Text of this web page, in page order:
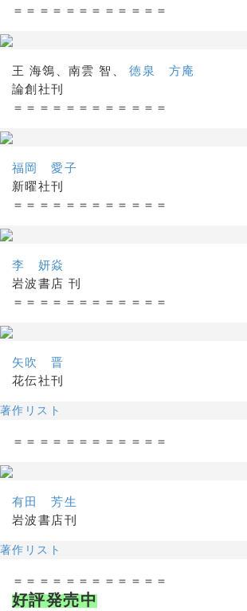
＝＝＝＝＝＝＝＝＝＝＝＝
王 海鴒、南雲 智、徳泉 方庵
論創社刊
＝＝＝＝＝＝＝＝＝＝＝＝
福岡 愛子
新曜社刊
＝＝＝＝＝＝＝＝＝＝＝＝
李 妍焱
岩波書店 刊
＝＝＝＝＝＝＝＝＝＝＝＝
矢吹 晋
花伝社刊
著作リスト
＝＝＝＝＝＝＝＝＝＝＝＝
有田 芳生
岩波書店刊
著作リスト
＝＝＝＝＝＝＝＝＝＝＝＝
好評発売中